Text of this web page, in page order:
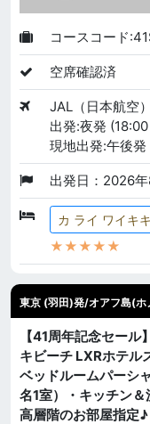
コースコード
空席確認済
JAL（日本航空）
出発:夜発
現地出発:午後
出発日：2026
カ ライ ワイキ
★★★★★
東京 (羽田)発/オアフ島(ホ
【41周年記念セー
キビーチ LXRホテル
ベッドルームパーシ
名1室）・キッチン
高層階のお部屋指定